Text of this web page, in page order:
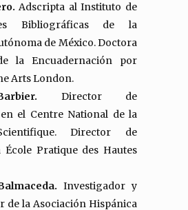
Adscripta al Instituto de
Bibliográficas de la
de México. Doctora
la Encuadernación por
Arts London.
Director de
el Centre National de la
Director de
École Pratique des Hautes
Investigador y
de la Asociación Hispánica